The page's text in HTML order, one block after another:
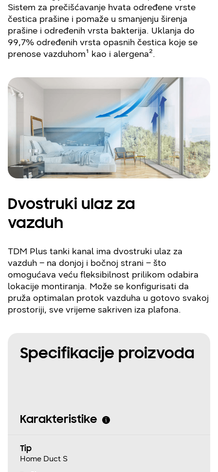
Sistem za prečišćavanje hvata određene vrste
čestica prašine i pomaže u smanjenju širenja
prašine i određenih vrsta bakterija. Uklanja do
99,7% određenih vrsta opasnih čestica koje se
prenose vazduhom¹ kao i alergena².
Dvostruki ulaz za
vazduh
TDM Plus tanki kanal ima dvostruki ulaz za
vazduh – na donjoj i bočnoj strani – što
omogućava veću fleksibilnost prilikom odabira
lokacije montiranja. Može se konfigurisati da
pruža optimalan protok vazduha u gotovo svakoj
prostoriji, sve vrijeme sakriven iza plafona.
Specifikacije proizvoda
Karakteristike
Tip
Home Duct S